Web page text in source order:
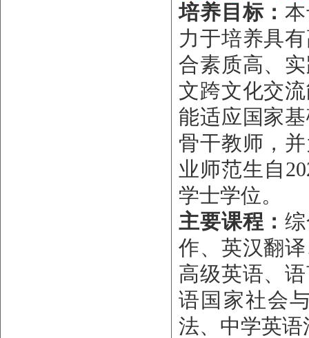
培养目标：
力于培养具
合素质高、
文跨文化交
能适应国家
骨干教师，
业师范生自
学士学位。
主要课程：
作、英汉翻
高级英语、
语国家社会
法、中学英